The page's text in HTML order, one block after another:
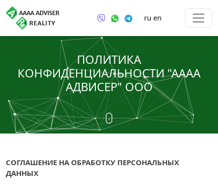
ru en
ПОЛИТИКА
КОНФИДЕНЦИАЛЬНОСТИ "АААА
АДВИСЕР" ООО
СОГЛАШЕНИЕ НА ОБРАБОТКУ ПЕРСОНАЛЬНЫХ
ДАННЫХ